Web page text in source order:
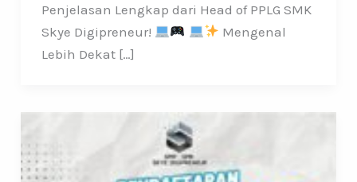
Penjelasan Lengkap dari Head of PPLG SMK
Skye Digipreneur!
Mengenal
Lebih Dekat […]